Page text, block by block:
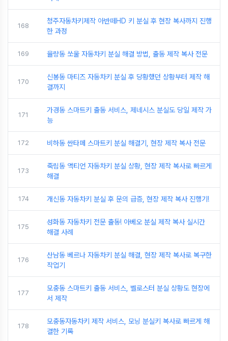
168
청주자동차키제작 아반떼HD 키 분실 후 현장 복사까지 진행
한 과정
169 율량동 쏘울 자동차키 분실 해결 방법, 출동 제작 복사 전문
170
신봉동 마티즈 자동차키 분실 후 당황했던 상황부터 제작 해
결까지
171
가경동 스마트키 출동 서비스, 제네시스 분실도 당일 제작 가
능
172 비하동 싼타페 스마트키 분실 해결기, 현장 제작 복사 전문
173
죽림동 액티언 자동차키 분실 상황, 현장 제작 복사로 빠르게
해결
174 개신동 자동차키 분실 후 문의 급증, 현장 제작 복사 진행기!
175
성화동 자동차키 전문 출동! 아베오 분실 제작 복사 실시간
해결 사례
176
산남동 베르나 자동차키 분실 해결, 현장 제작 복사로 복구한
작업기
177
모충동 스마트키 출동 서비스, 벨로스터 분실 상황도 현장에
서 제작
178
모충동자동차키 제작 서비스, 모닝 분실키 복사로 빠르게 해
결한 기록